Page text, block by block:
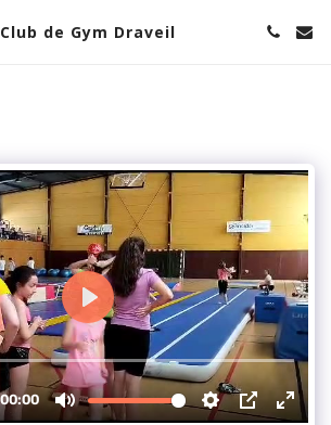
Club de Gym Draveil